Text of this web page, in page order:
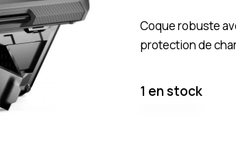
Coque robuste
protection de
1 en stock